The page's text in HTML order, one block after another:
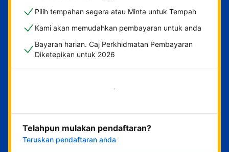
Pilih tempahan segera atau Minta untuk Tempah
Kami akan memudahkan pembayaran untuk anda
Bayaran harian. Caj Perkhidmatan Pembayaran
Diketepikan untuk 2026
Mulakan sekarang
Telahpun mulakan pendaftaran?
Teruskan pendaftaran anda